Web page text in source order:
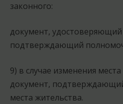
законного:
документ,
подтверждающий
9) в случае изменения
документ,
места жительства.